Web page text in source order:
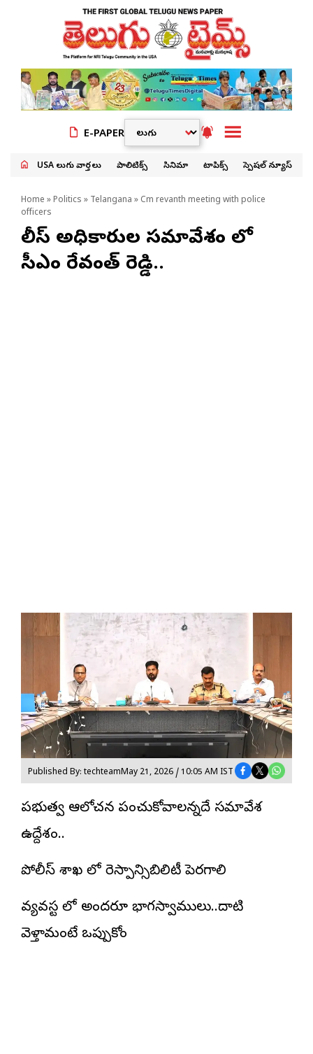
E-PAPER
USA తెలుగు వార్తలు పాలిటిక్స్ సినిమా టాపిక్స్ స్పెషల్ న్యూస్
Home » Politics » Telangana » Cm revanth meeting with police
officers
పోలీస్ అధికారుల సమావేశం లో
సీఎం రేవంత్ రెడ్డి..
Published By: techteamMay 21, 2026 / 10:05 AM IST
ప్రభుత్వ ఆలోచన పంచుకోవాలన్నదే సమావేశ
ఉద్దేశం..
పోలీస్ శాఖ లో రెస్పాన్సిబిలిటీ పెరగాలి
వ్యవస్ట లో అందరూ భాగస్వాములు..దాటి
వెళ్తామంటే ఒప్పుకోం